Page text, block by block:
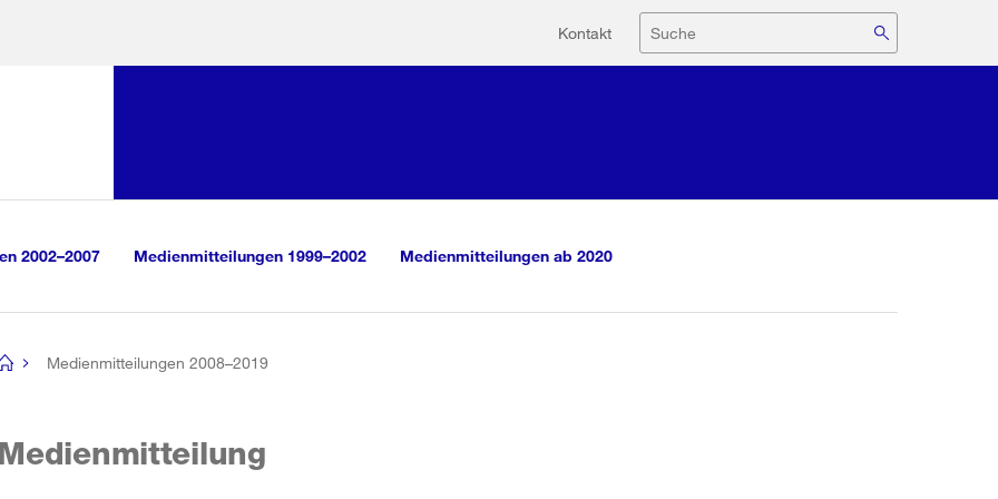
Hilfsnavigation
Kontakt Suche
2002–2007 Medienmitteilungen 1999–2002 Medienmitteilungen ab 2020
Medienmitteilungen 2008–2019